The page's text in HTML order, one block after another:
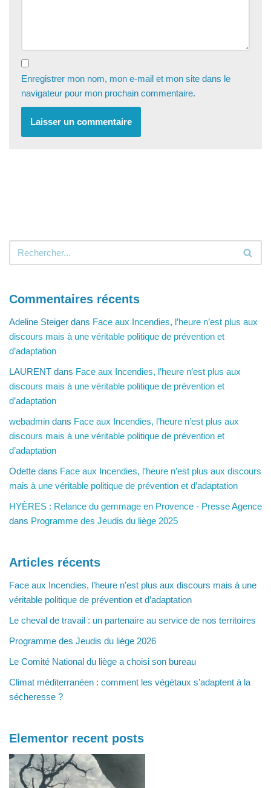
Enregistrer mon nom, mon e-mail et mon site dans le
navigateur pour mon prochain commentaire.
Commentaires récents
Adeline Steiger dans Face aux Incendies, l’heure n’est plus aux
discours mais à une véritable politique de prévention et
d’adaptation
LAURENT dans Face aux Incendies, l’heure n’est plus aux
discours mais à une véritable politique de prévention et
d’adaptation
webadmin dans Face aux Incendies, l’heure n’est plus aux
discours mais à une véritable politique de prévention et
d’adaptation
Odette dans Face aux Incendies, l’heure n’est plus aux discours
mais à une véritable politique de prévention et d’adaptation
HYÈRES : Relance du gemmage en Provence - Presse Agence
dans Programme des Jeudis du liège 2025
Articles récents
Face aux Incendies, l’heure n’est plus aux discours mais à une
véritable politique de prévention et d’adaptation
Le cheval de travail : un partenaire au service de nos territoires
Programme des Jeudis du liège 2026
Le Comité National du liège a choisi son bureau
Climat méditerranéen : comment les végétaux s’adaptent à la
sécheresse ?
Elementor recent posts